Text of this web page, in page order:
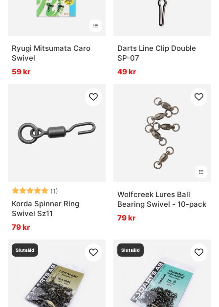
Ryugi Mitsumata Caro
Swivel
59 kr
Darts Line Clip Double
SP-07
49 kr
Betyg: (1)
5.0 utav 5 stjärnor
Korda Spinner Ring
Swivel Sz11
79 kr
Wolfcreek Lures Ball
Bearing Swivel - 10-pack
79 kr
Slutsåld Slutsåld